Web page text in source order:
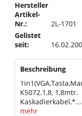
Hersteller
Artikel-
Nr.:
2L-1701
Gelistet
seit:
Beschreibung
K5072.1,8, 1,8mtr.
Kaskadierkabel,*...
mehr